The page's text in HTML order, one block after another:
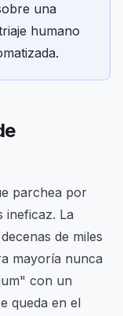
una
humano
parchea por
ineficaz. La
de miles
mayoría nunca
con un
queda en el